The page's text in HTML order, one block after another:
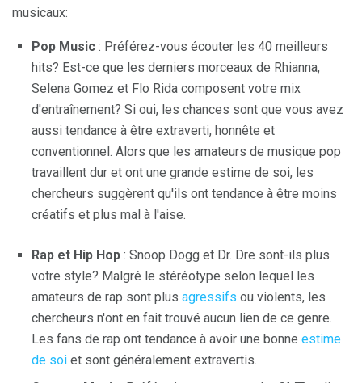
musicaux:
Pop Music : Préférez-vous écouter les 40 meilleurs
hits? Est-ce que les derniers morceaux de Rhianna,
Selena Gomez et Flo Rida composent votre mix
d'entraînement? Si oui, les chances sont que vous avez
aussi tendance à être extraverti, honnête et
conventionnel. Alors que les amateurs de musique pop
travaillent dur et ont une grande estime de soi, les
chercheurs suggèrent qu'ils ont tendance à être moins
créatifs et plus mal à l'aise.
Rap et Hip Hop : Snoop Dogg et Dr. Dre sont-ils plus
votre style? Malgré le stéréotype selon lequel les
amateurs de rap sont plus agressifs ou violents, les
chercheurs n'ont en fait trouvé aucun lien de ce genre.
Les fans de rap ont tendance à avoir une bonne estime
de soi et sont généralement extravertis.